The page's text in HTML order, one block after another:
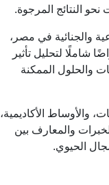
نحو النتائج المرجوة.
والجنائية في مصر،
شاملًا لتحليل تأثير
والحلول الممكنة
والأوساط الأكاديمية،
والمعارف بين
الحيوي.